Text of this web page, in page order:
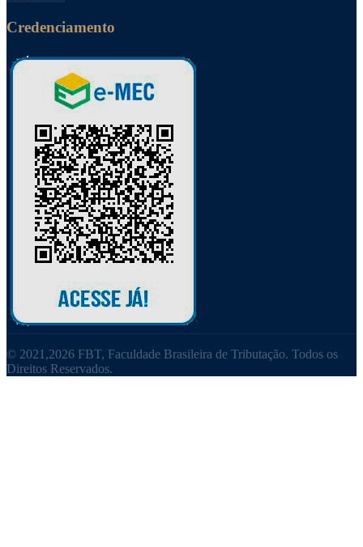
Credenciamento
© 2021,2026 FBT, Faculdade Brasileira de Tributação. Todos os
Direitos Reservados.